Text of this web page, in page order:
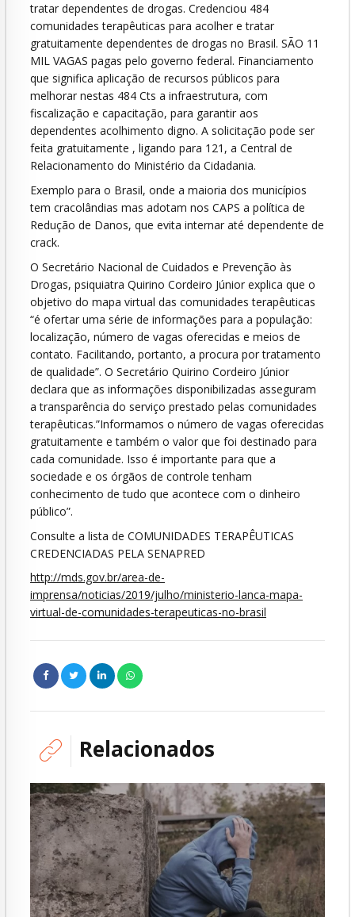
tratar dependentes de drogas. Credenciou 484
comunidades terapêuticas para acolher e tratar
gratuitamente dependentes de drogas no Brasil. SÃO 11
MIL VAGAS pagas pelo governo federal. Financiamento
que significa aplicação de recursos públicos para
melhorar nestas 484 Cts a infraestrutura, com
fiscalização e capacitação, para garantir aos
dependentes acolhimento digno. A solicitação pode ser
feita gratuitamente , ligando para 121, a Central de
Relacionamento do Ministério da Cidadania.
Exemplo para o Brasil, onde a maioria dos municípios
tem cracolândias mas adotam nos CAPS a política de
Redução de Danos, que evita internar até dependente de
crack.
O Secretário Nacional de Cuidados e Prevenção às
Drogas, psiquiatra Quirino Cordeiro Júnior explica que o
objetivo do mapa virtual das comunidades terapêuticas
“é ofertar uma série de informações para a população:
localização, número de vagas oferecidas e meios de
contato. Facilitando, portanto, a procura por tratamento
de qualidade”. O Secretário Quirino Cordeiro Júnior
declara que as informações disponibilizadas asseguram
a transparência do serviço prestado pelas comunidades
terapêuticas.”Informamos o número de vagas oferecidas
gratuitamente e também o valor que foi destinado para
cada comunidade. Isso é importante para que a
sociedade e os órgãos de controle tenham
conhecimento de tudo que acontece com o dinheiro
público”.
Consulte a lista de COMUNIDADES TERAPÊUTICAS
CREDENCIADAS PELA SENAPRED
http://mds.gov.br/area-de-
imprensa/noticias/2019/julho/ministerio-lanca-mapa-
virtual-de-comunidades-terapeuticas-no-brasil
Relacionados